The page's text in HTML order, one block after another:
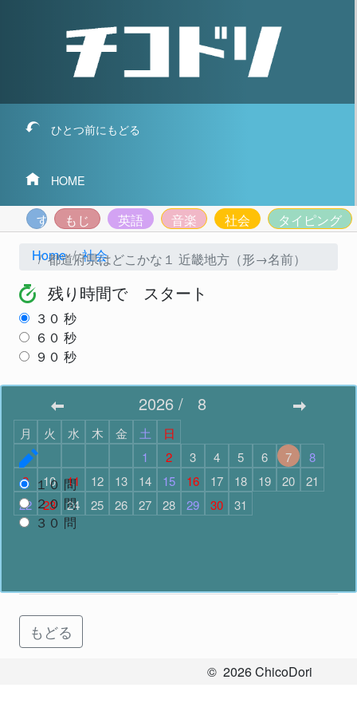
ひとつ前にもどる
HOME
2026 / 8
月 火 水 木 金 土
日
1
2 3 4 5 6 7
8
9
10 11 12 13 14 15 16 17 18 19 20
21
22
23 24 25 26 27 28 29 30 31
すうじもじ 英語 音楽 社会
タイピング
Home
社会
都道府県はどこかな１ 近畿地方（形→名前）
残り時間で スタート
３０ 秒
６０ 秒
９０ 秒
スタート
で スタート
１０ 問
２０ 問
３０ 問
もどる
© 2026ChicoDori